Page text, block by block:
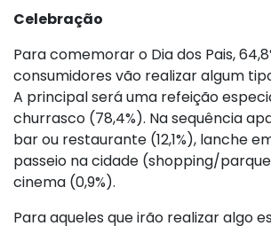
Celebração
Para comemorar o Dia dos Pais,
consumidores vão realizar algum
A principal será uma refeição
churrasco (78,4%). Na sequência
bar ou restaurante (12,1%), lanche
passeio na cidade (shopping/
cinema (0,9%).
Para aqueles que irão realizar algo